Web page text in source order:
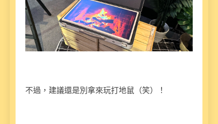
不過，建議還是別拿來玩打地鼠（笑）！